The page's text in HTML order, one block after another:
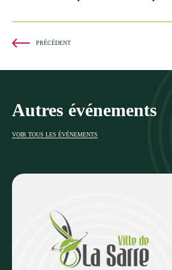
PRÉCÉDENT
Autres événements
VOIR TOUS LES ÉVÉNEMENTS